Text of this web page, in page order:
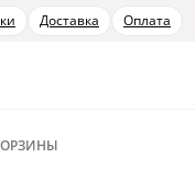
Доставка Оплата